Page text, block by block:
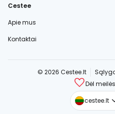
Cestee
Apie mus
Kontaktai
© 2026 Cestee.lt
Dėl
cestee.lt
cestee.sk